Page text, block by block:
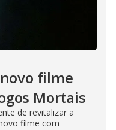
filme
Mortais
de revitalizar a
filme com